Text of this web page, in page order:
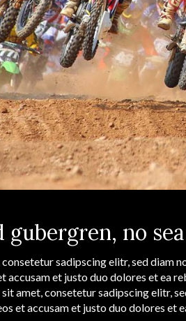
gubergren, no
sadipscing elitr, sed diam
accusam et justo duo dolores et ea
amet, consetetur sadipscing elitr,
et accusam et justo duo dolores et